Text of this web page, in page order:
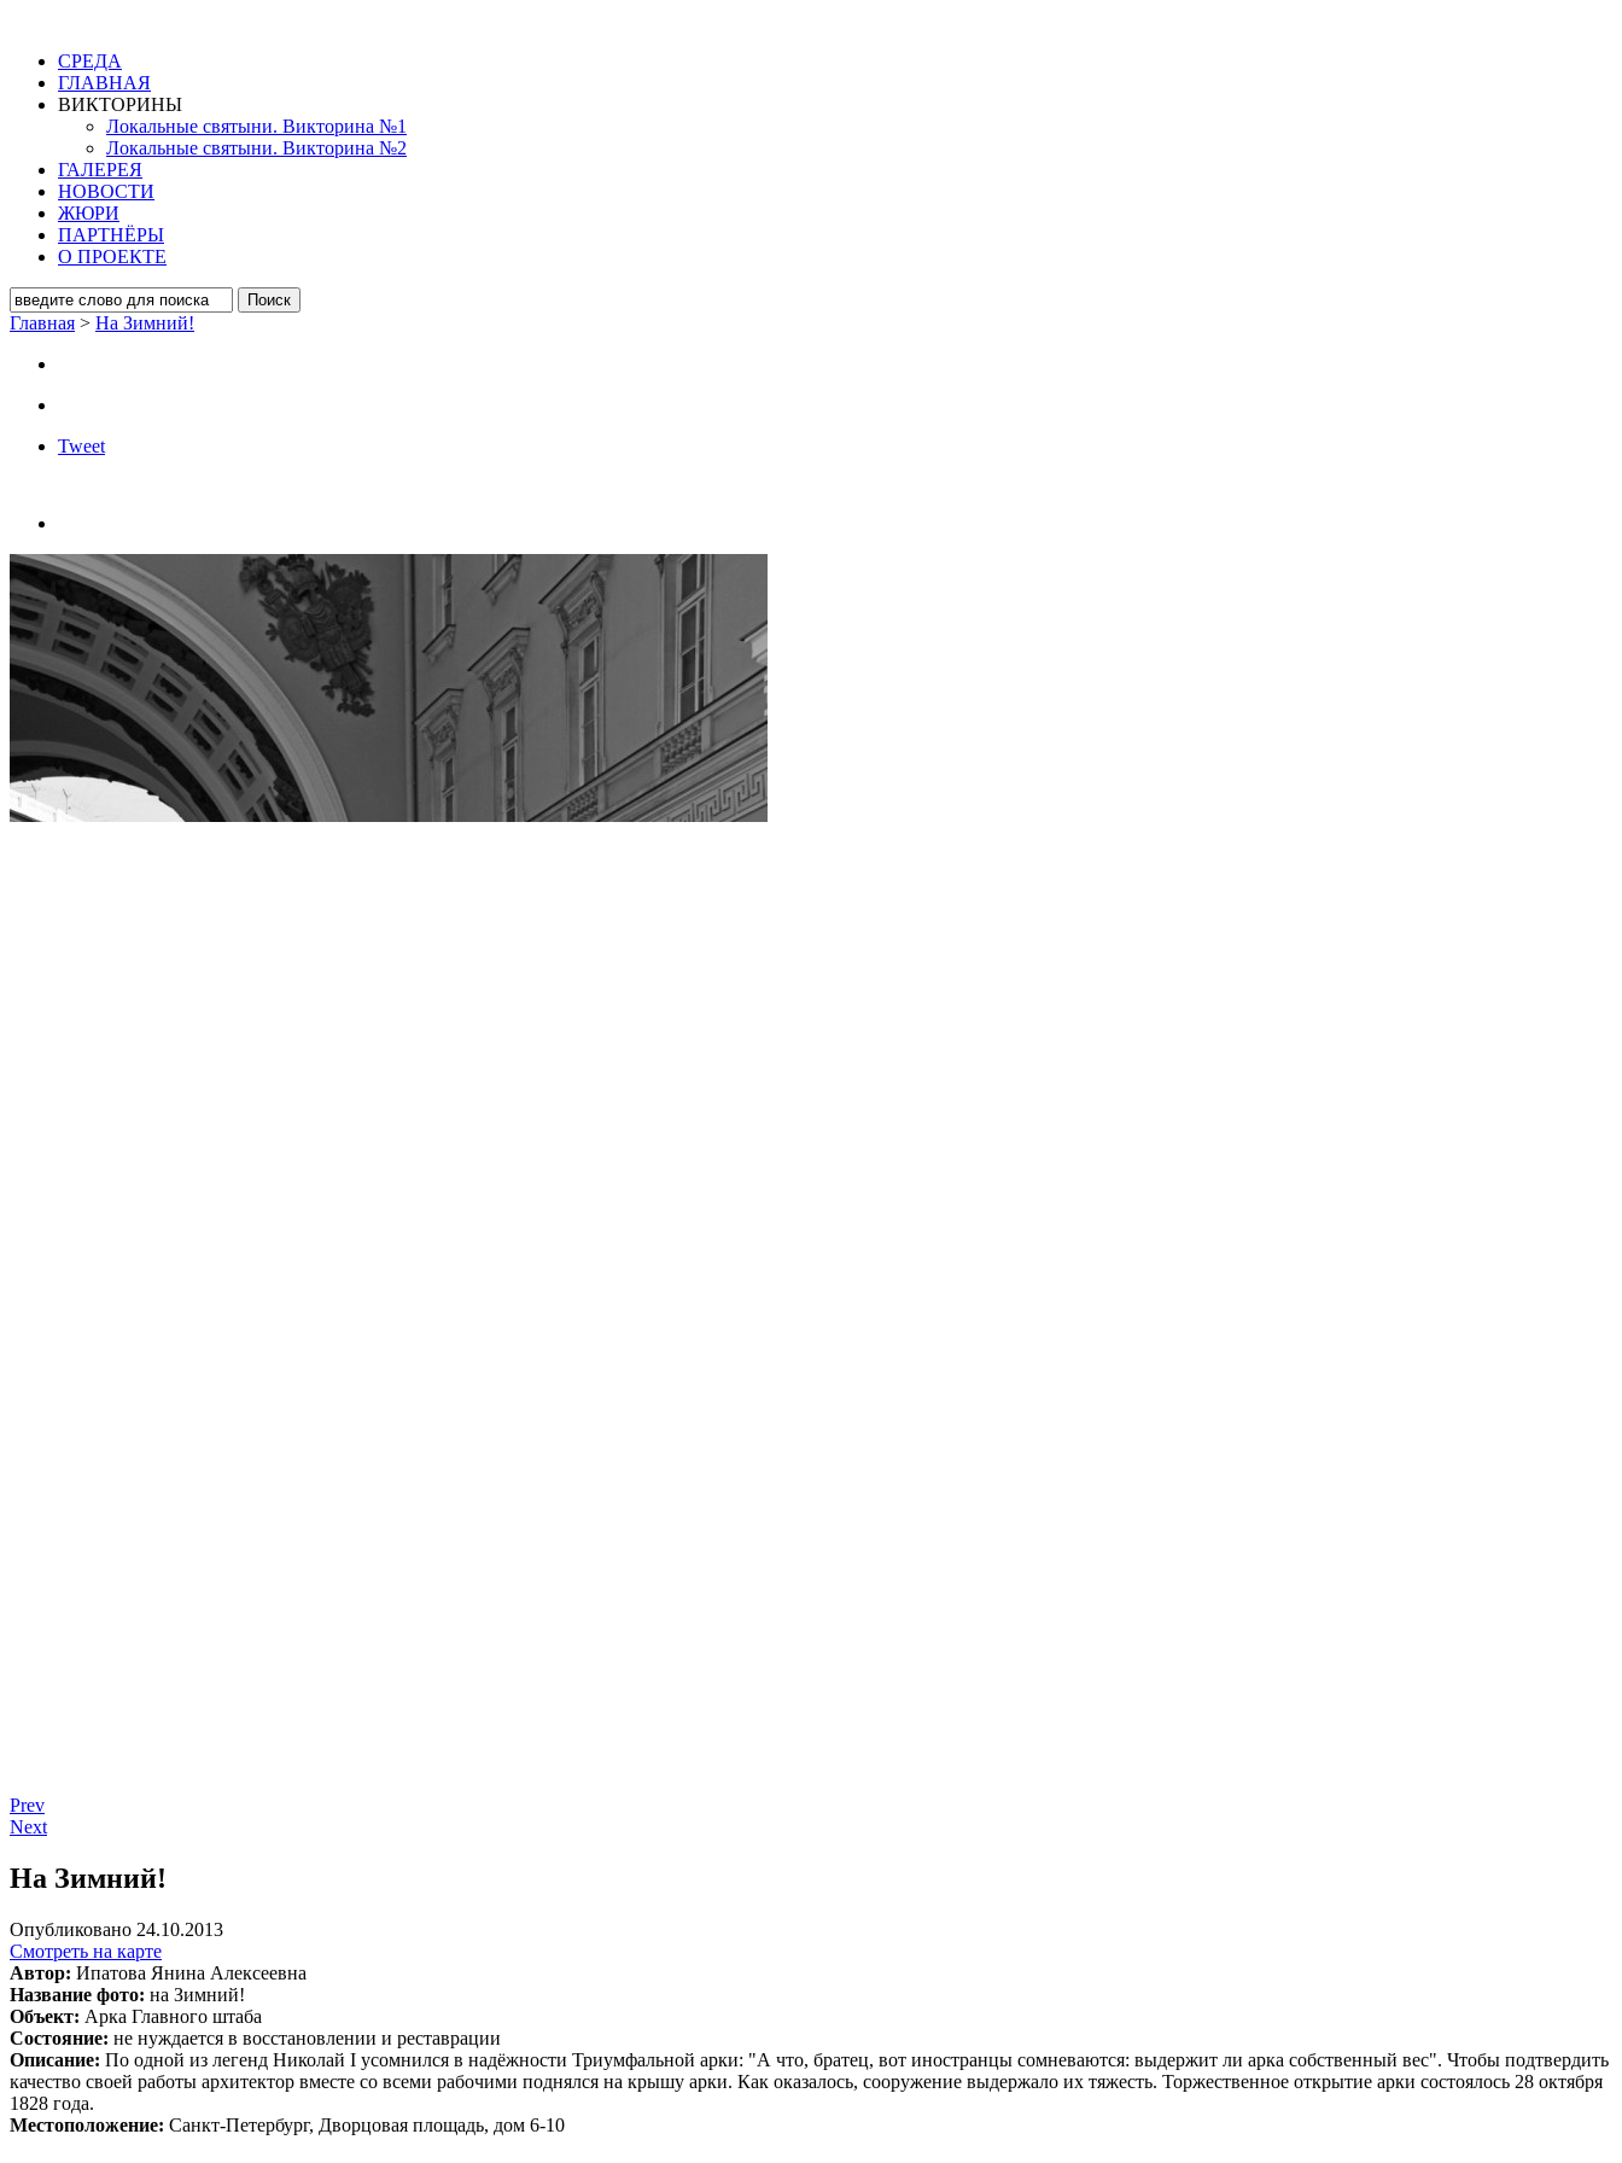
СРЕДА
ГЛАВНАЯ
ВИКТОРИНЫ
Локальные святыни. Викторина №1
Локальные святыни. Викторина №2
ГАЛЕРЕЯ
НОВОСТИ
ЖЮРИ
ПАРТНЁРЫ
О ПРОЕКТЕ
Главная > На Зимний!
Tweet
Prev
Next
На Зимний!
Опубликовано 24.10.2013
Смотреть на карте
Автор: Ипатова Янина Алексеевна
Название фото: на Зимний!
Объект: Арка Главного штаба
Состояние: не нуждается в восстановлении и реставрации
Описание: По одной из легенд Николай I усомнился в надёжности Триумфальной арки: "А что, братец, вот иностранцы сомневаются: выдержит ли арка собственный вес". Чтобы подтвердить
качество своей работы архитектор вместе со всеми рабочими поднялся на крышу арки. Как оказалось, сооружение выдержало их тяжесть. Торжественное открытие арки состоялось 28 октября
1828 года.
Местоположение: Санкт-Петербург, Дворцовая площадь, дом 6-10